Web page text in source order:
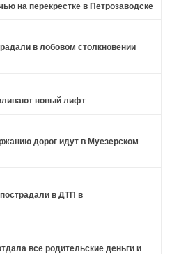
на перекрестке в Петрозаводске
в лобовом столкновении
новый лифт
дорог идут в Муезерском
в ДТП в
все родительские деньги и